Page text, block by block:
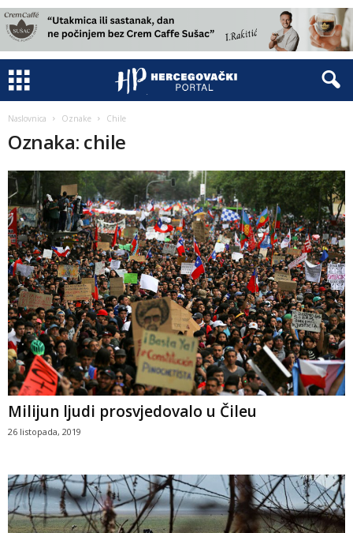
Naslovnica Oznake Chile
Oznaka: chile
Milijun ljudi prosvjedovalo u Čileu
26 listopada, 2019